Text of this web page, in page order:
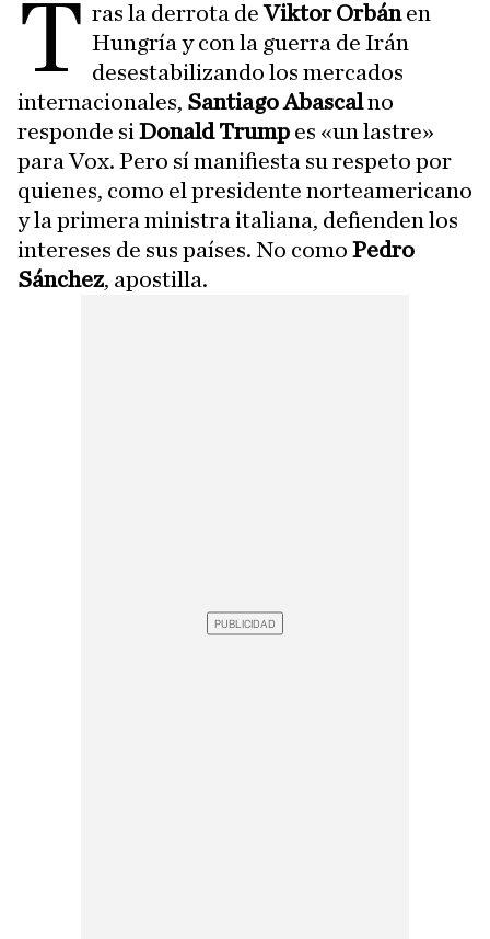
T ras la derrota deViktor Orbánen
Hungría y con la guerra de Irán
desestabilizando los mercados
internacionales, Santiago Abascalno
responde si Donald Trump es «un lastre»
para Vox. Pero sí manifiesta su respeto por
quienes, como el presidente norteamericano
y la primera ministra italiana, defienden los
intereses de sus países. No como Pedro
Sánchez, apostilla.